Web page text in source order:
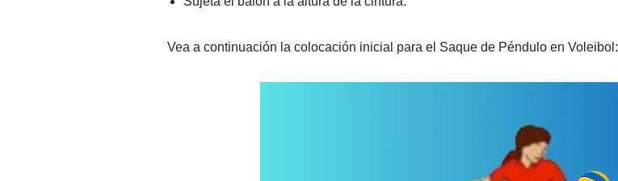
Vea a continuación la colocación inicial para el Saque de Péndulo en Voleibol: